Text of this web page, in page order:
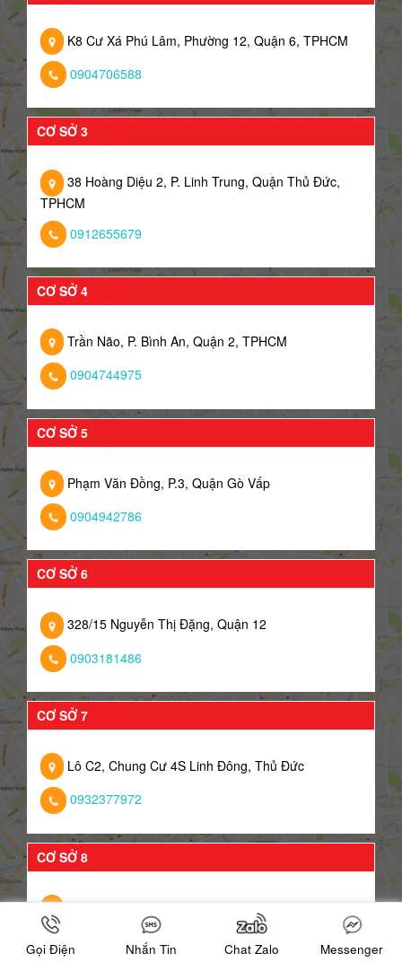
K8 Cư Xá Phú Lâm, Phường 12, Quận 6, TPHCM
0904706588
CƠ SỞ 3
38 Hoàng Diệu 2, P. Linh Trung, Quận Thủ Đức,
TPHCM
0912655679
CƠ SỞ 4
Trần Não, P. Bình An, Quận 2, TPHCM
0904744975
CƠ SỞ 5
Phạm Văn Đồng, P.3, Quận Gò Vấp
0904942786
CƠ SỞ 6
328/15 Nguyễn Thị Đặng, Quận 12
0903181486
CƠ SỞ 7
Lô C2, Chung Cư 4S Linh Đông, Thủ Đức
0932377972
CƠ SỞ 8
Gọi Điện Nhắn Tin Chat Zalo Messenger